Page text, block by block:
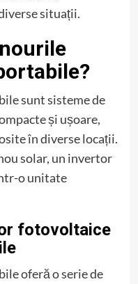
situații.
sunt sisteme de
și ușoare,
în diverse locații.
solar, un invertor
o unitate
fotovoltaice
oferă o serie de